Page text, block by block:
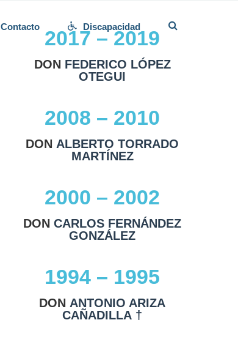
Contacto Discapacidad
2017 – 2019
DON FEDERICO LÓPEZ
OTEGUI
2008 – 2010
DON ALBERTO TORRADO
MARTÍNEZ
2000 – 2002
DONCARLOS FERNÁNDEZ
GONZÁLEZ
1994 – 1995
DON ANTONIO ARIZA
CAÑADILLA †